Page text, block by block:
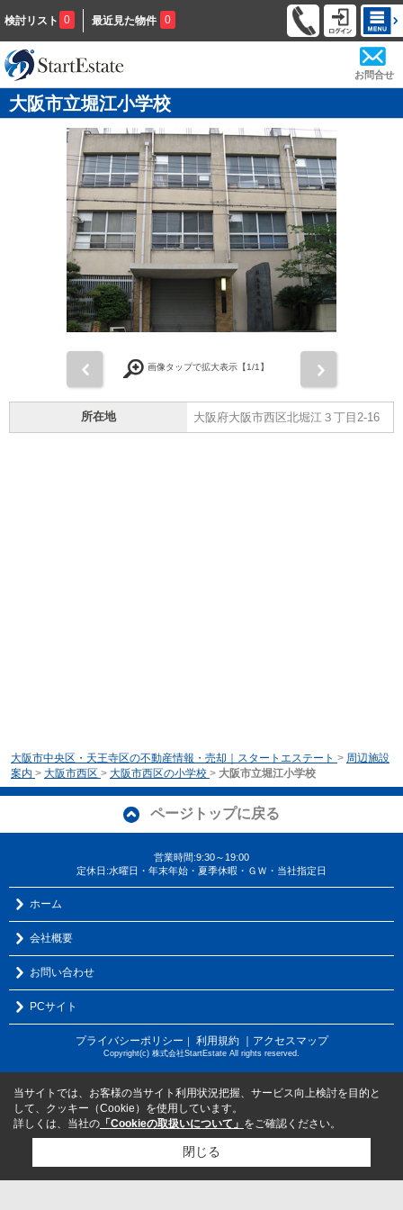
検討リスト 0 最近見た物件 0
お問合せ
大阪市立堀江小学校
画像タップで拡大表示【1/1】
所在地 大阪府大阪市西区北堀江３丁目2-16
大阪市中央区・天王寺区の不動産情報・売却｜スタートエステート > 周辺施設
案内 > 大阪市西区 > 大阪市西区の小学校 > 大阪市立堀江小学校
ページトップに戻る
営業時間:9:30～19:00
定休日:水曜日・年末年始・夏季休暇・ＧＷ・当社指定日
ホーム
会社概要
お問い合わせ
PCサイト
プライバシーポリシー ｜ 利用規約 ｜アクセスマップ
Copyright(c) 株式会社StartEstate All rights reserved.
当サイトでは、お客様の当サイト利用状況把握、サービス向上検討を目的と
して、クッキー（Cookie）を使用しています。
詳しくは、当社の 「Cookieの取扱いについて」 をご確認ください。
閉じる